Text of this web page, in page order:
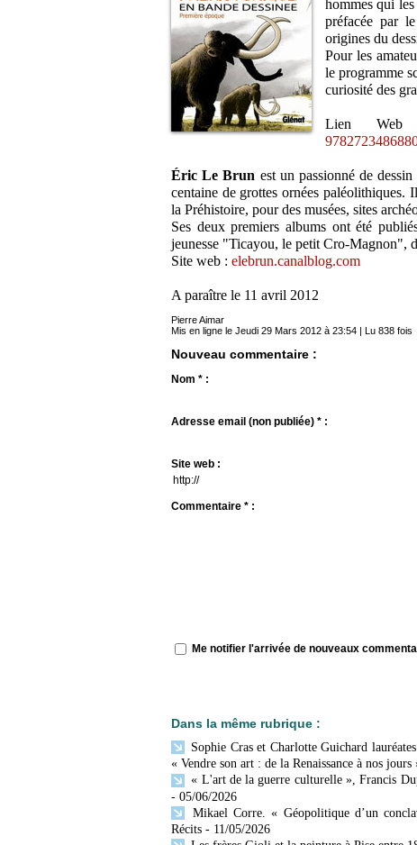
hommes qui
préfacée par
origines du
Pour les
le programme
curiosité des
Lien
Éric Le Brun est un passionné de
centaine de grottes ornées paléolithiques.
la Préhistoire, pour des musées, sites
Ses deux premiers albums ont été
jeunesse "Ticayou, le petit Cro-Magnon",
Site web : elebrun.canalblog.com
A paraître le 11 avril 2012
Pierre Aimar
Mis en ligne le Jeudi 29 Mars 2012 à 23:54 | Lu 838 fois
Nouveau commentaire :
Nom * :
Adresse email (non publiée) * :
Site web :
Commentaire * :
Me notifier l'arrivée de nouveaux
Dans la même rubrique :
Sophie Cras et Charlotte Guichard
« Vendre son art : de la Renaissance à nos
« L'art de la guerre culturelle », Francis
- 05/06/2026
Mikael Corre. « Géopolitique d’un
Récits - 11/05/2026